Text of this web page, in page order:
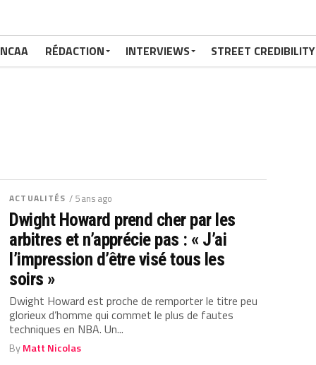
NCAA RÉDACTION INTERVIEWS STREET CREDIBILITY
ACTUALITÉS / 5 ans ago
Dwight Howard prend cher par les
arbitres et n’apprécie pas : « J’ai
l’impression d’être visé tous les
soirs »
Dwight Howard est proche de remporter le titre peu
glorieux d’homme qui commet le plus de fautes
techniques en NBA. Un...
ByMatt Nicolas